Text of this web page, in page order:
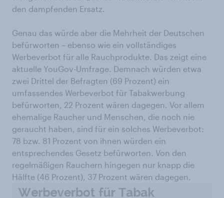
den dampfenden Ersatz.
Genau das würde aber die Mehrheit der Deutschen
befürworten – ebenso wie ein vollständiges
Werbeverbot für alle Rauchprodukte. Das zeigt eine
aktuelle YouGov-Umfrage. Demnach würden etwa
zwei Drittel der Befragten (69 Prozent) ein
umfassendes Werbeverbot für Tabakwerbung
befürworten, 22 Prozent wären dagegen. Vor allem
ehemalige Raucher und Menschen, die noch nie
geraucht haben, sind für ein solches Werbeverbot:
78 bzw. 81 Prozent von ihnen würden ein
entsprechendes Gesetz befürworten. Von den
regelmäßigen Rauchern hingegen nur knapp die
Hälfte (46 Prozent), 37 Prozent wären dagegen.